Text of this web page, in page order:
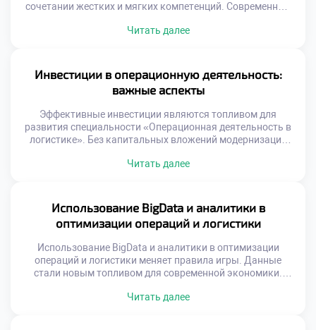
сочетании жестких и мягких компетенций. Современный
адаптивности к изменениям. Работодатели ценят
технической сферой деятельности человека. Управление
потоками требует развитого эмоционального интеллекта
и коммуникации. Баланс аналитики и человечности […]
Читать далее
Инвестиции в операционную деятельность:
важные аспекты
Эффективные инвестиции являются топливом для
развития специальности «Операционная деятельность в
логистике». Без капитальных вложений модернизация
быть целевым, обоснованным и стратегически
операций критически важно для специалиста.
Современная логистика требует значительных средств на
технологии и инфраструктуру. Конкуренция заставляет
Читать далее
Использование BigData и аналитики в
оптимизации операций и логистики
Использование BigData и аналитики в оптимизации
операций и логистики меняет правила игры. Данные
стали новым топливом для современной экономики.
расчетам. Решения принимаются на основе фактов, а не
Читать далее